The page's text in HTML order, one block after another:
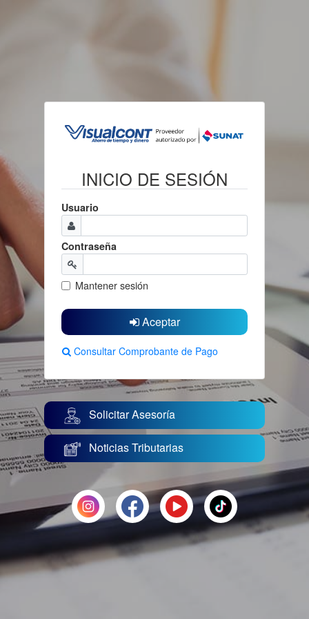
INICIO DE SESIÓN
Usuario
Contraseña
Mantener sesión
Aceptar
Consultar Comprobante de Pago
Solicitar Asesoría
Noticias Tributarias